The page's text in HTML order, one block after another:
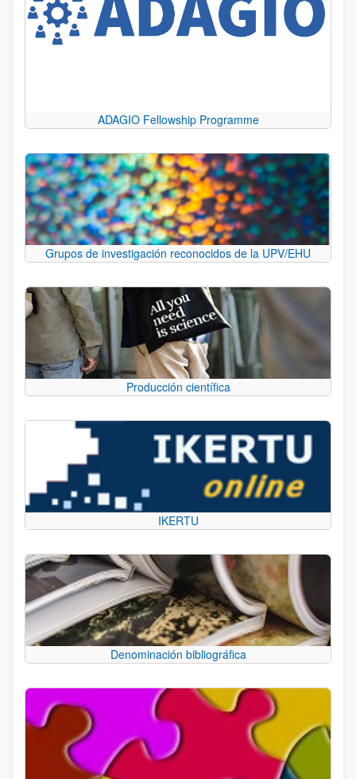
ADAGIO Fellowship Programme
Grupos de investigación reconocidos de la UPV/EHU
Producción científica
IKERTU
Denominación bibliográfica